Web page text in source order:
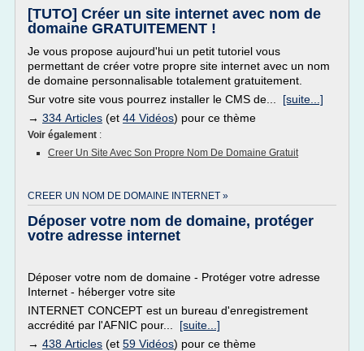
[TUTO] Créer un site internet avec nom de
domaine GRATUITEMENT !
Je vous propose aujourd'hui un petit tutoriel vous
permettant de créer votre propre site internet avec un nom
de domaine personnalisable totalement gratuitement.
Sur votre site vous pourrez installer le CMS de... [suite...]
→ 334 Articles (et 44 Vidéos) pour ce thème
Voir également :
Creer Un Site Avec Son Propre Nom De Domaine Gratuit
CREER UN NOM DE DOMAINE INTERNET »
Déposer votre nom de domaine, protéger
votre adresse internet
Déposer votre nom de domaine - Protéger votre adresse
Internet - héberger votre site
INTERNET CONCEPT est un bureau d'enregistrement
accrédité par l'AFNIC pour... [suite...]
→ 438 Articles (et 59 Vidéos) pour ce thème